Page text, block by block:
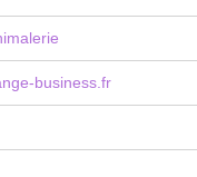
business.fr